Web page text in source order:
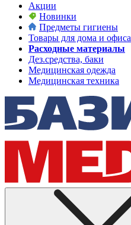
Акции
Новинки
Предметы гигиены
Товары для дома и офиса
Расходные материалы
Дез.средства, баки
Медицинская одежда
Медицинская техника